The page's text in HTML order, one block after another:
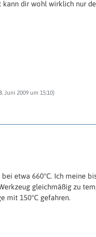
dir wohl wirklich nur
Juni 2009 um 15:10)
etwa 660°C. Ich meine
gleichmäßig zu
mit 150°C gefahren.